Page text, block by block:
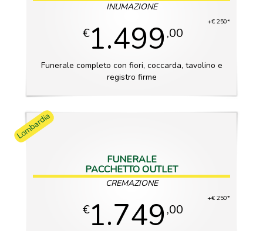
INUMAZIONE
+€ 250*
€1.499 ,00
Funerale completo con fiori, coccarda, tavolino e
registro firme
Lombardia
FUNERALE
PACCHETTO OUTLET
CREMAZIONE
+€ 250*
€1.749 ,00